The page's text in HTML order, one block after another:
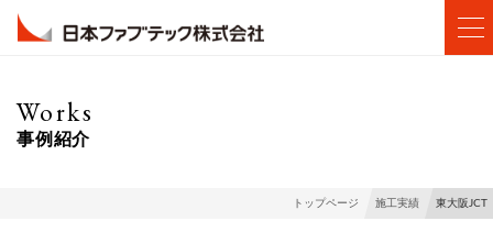
Works
事例紹介
トップページ 施工実績 東大阪JCT